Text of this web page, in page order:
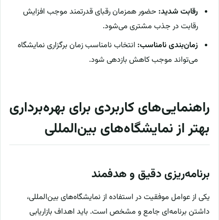
رقابت شدید: حضور همزمان رقبای قدرتمند موجب افزایش
رقابت در جذب مشتری می‌شود.
زمان‌بندی نامناسب: انتخاب نامناسب زمان برگزاری نمایشگاه
می‌تواند موجب کاهش بازدهی شود.
راهنمایی‌های کاربردی برای بهره‌برداری
بهتر از نمایشگاه‌های بین‌المللی
برنامه‌ریزی دقیق و هدفمند
یکی از عوامل موفقیت در استفاده از نمایشگاه‌های بین‌المللی،
داشتن برنامه‌ای جامع و مشخص است. باید اهداف بازاریابی